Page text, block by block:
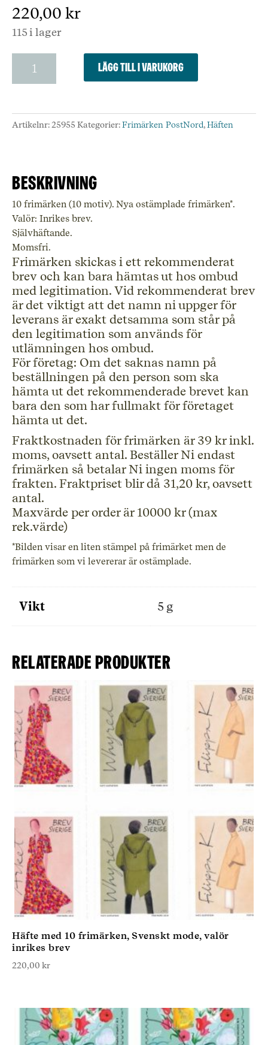
220,00 kr
115 i lager
med
10
Elsa
Beskows
inrikes
brev
mängd
Lägg till i varukorg
Artikelnr: 25955 Kategorier:Frimärken PostNord,Häften
Beskrivning
10 frimärken (10 motiv). Nya ostämplade frimärken*.
Valör: Inrikes brev.
Självhäftande.
Momsfri.
Frimärken skickas i ett rekommenderat
brev och kan bara hämtas ut hos ombud
med legitimation. Vid rekommenderat brev
är det viktigt att det namn ni uppger för
leverans är exakt detsamma som står på
den legitimation som används för
utlämningen hos ombud.
För företag: Om det saknas namn på
beställningen på den person som ska
hämta ut det rekommenderade brevet kan
bara den som har fullmakt för företaget
hämta ut det.
Fraktkostnaden för frimärken är 39 kr inkl.
moms, oavsett antal. Beställer Ni endast
frimärken så betalar Ni ingen moms för
frakten. Fraktpriset blir då 31,20 kr, oavsett
antal.
Maxvärde per order är 10000 kr (max
rek.värde)
*Bilden visar en liten stämpel på frimärket men de
frimärken som vi levererar är ostämplade.
Vikt 5 g
Relaterade produkter
Häfte med 10 frimärken, Svenskt mode, valör
inrikes brev
220,00 kr